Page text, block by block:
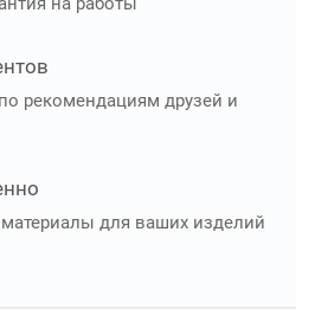
рекомендациям друзей и
для ваших изделий